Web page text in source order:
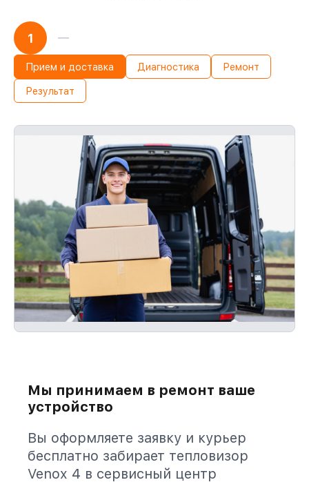
1
Прием и доставка Диагностика Ремонт
Результат
Мы принимаем в ремонт ваше
устройство
Вы оформляете заявку и курьер
бесплатно забирает тепловизор
Venox 4 в сервисный центр